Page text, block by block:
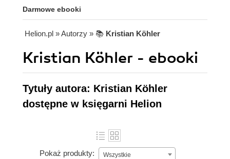
Darmowe ebooki
Helion.pl » Autorzy » 📚 Kristian Köhler
Kristian Köhler - ebooki
Tytuły autora: Kristian Köhler
dostępne w księgarni Helion
Pokaż produkty: Wszystkie